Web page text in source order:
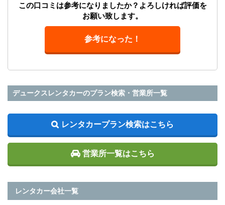
この口コミは参考になりましたか？よろしければ評価を
お願い致します。
参考になった！
デュークスレンタカーのプラン検索・営業所一覧
レンタカープラン検索はこちら
営業所一覧はこちら
レンタカー会社一覧